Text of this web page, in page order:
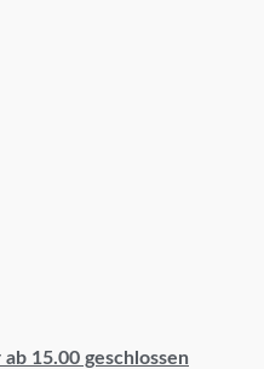
15.00 geschlossen